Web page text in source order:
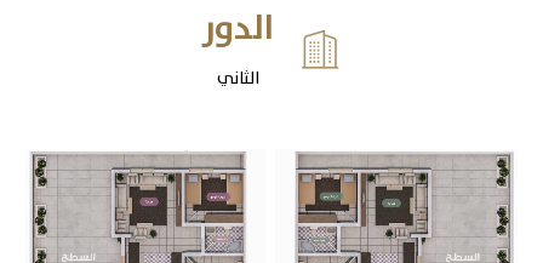
 الدور
الثاني